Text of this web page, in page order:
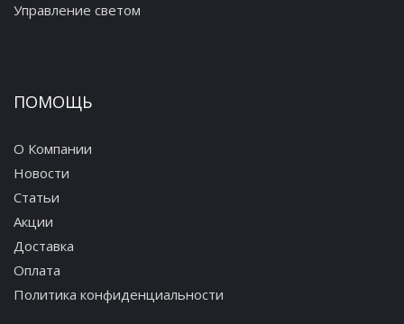
Управление светом
ПОМОЩЬ
О Компании
Новости
Статьи
Акции
Доставка
Оплата
Политика конфиденциальности